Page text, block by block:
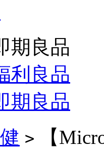
期良品
利良品
期良品
> 【